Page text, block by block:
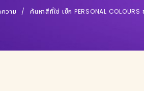
วาม ค้นหาสีที่ใช่ เช็ก PERSONAL